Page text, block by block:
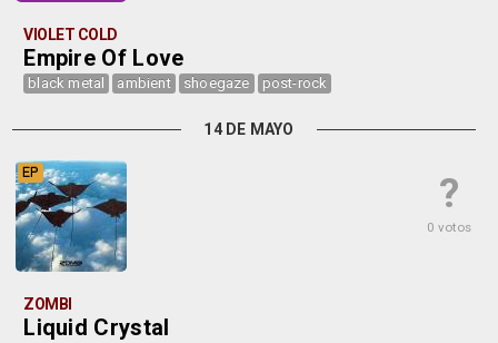
VIOLET COLD
Empire Of Love
black metal ambient shoegaze post-rock
14 DE MAYO
?
0 votos
EP
ZOMBI
Liquid Crystal